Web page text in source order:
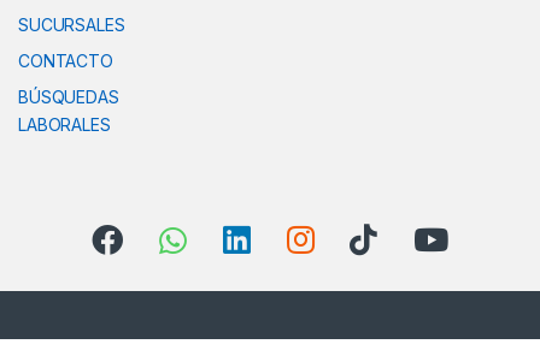
SUCURSALES
CONTACTO
BÚSQUEDAS
LABORALES